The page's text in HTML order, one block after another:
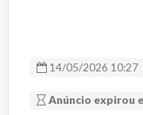
14/05/2026 10:27
Anúncio expirou